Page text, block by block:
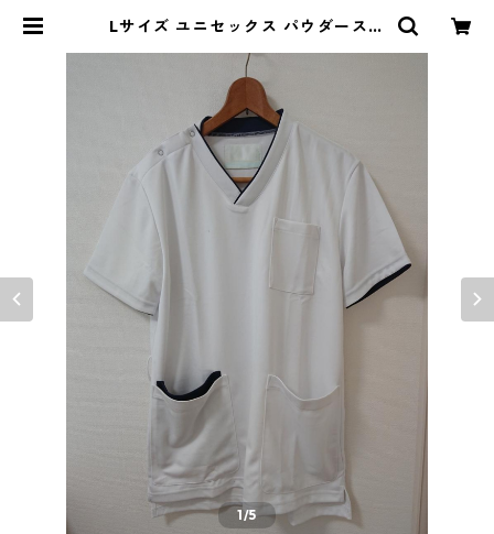
Lサイズ ユニセックス パウダースト
ト×ネイビー ◆KIY-1021◆ | DOL
UCK PRODUCE
1/5